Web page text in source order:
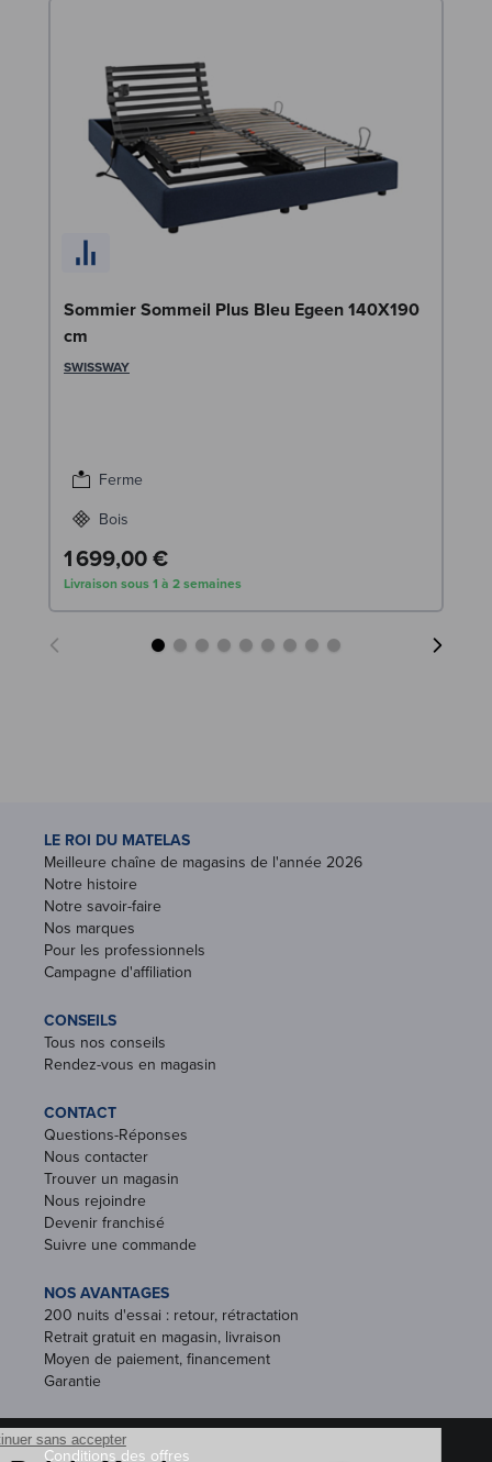
Sommier Sommeil Plus Bleu Egeen 140X190
cm
SWISSWAY
Ferme
Bois
1 699,00 €
Livraison sous 1 à 2 semaines
LE ROI DU MATELAS
Meilleure chaîne de magasins de l'année 2026
Notre histoire
Notre savoir-faire
Nos marques
Pour les professionnels
Campagne d'affiliation
CONSEILS
Tous nos conseils
Rendez-vous en magasin
CONTACT
Questions-Réponses
Nous contacter
Trouver un magasin
Nous rejoindre
Devenir franchisé
Suivre une commande
NOS AVANTAGES
200 nuits d'essai : retour, rétractation
Retrait gratuit en magasin, livraison
Moyen de paiement, financement
Garantie
Conditions des offres